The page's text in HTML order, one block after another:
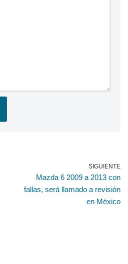
SIGUIENTE
Mazda 6 2009 a 2013 con
fallas, será llamado a revisión
en México